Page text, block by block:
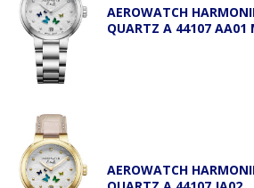
AEROWATCH
QUARTZ A 44107 AA01
AEROWATCH